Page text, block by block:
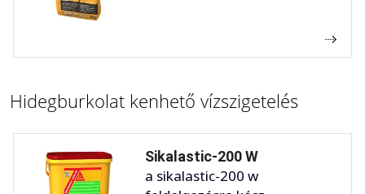
Hidegburkolat kenhető vízszigetelés
Sikalastic-200 W
a sikalastic-200 w